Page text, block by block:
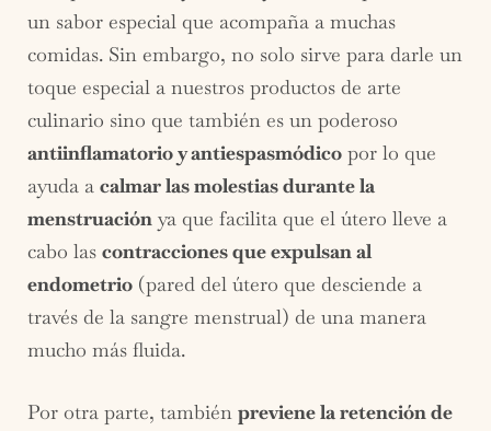
un sabor especial que acompaña a muchas
comidas. Sin embargo, no solo sirve para darle un
toque especial a nuestros productos de arte
culinario sino que también es un poderoso
antiinflamatorio y antiespasmódico por lo que
ayuda a calmar las molestias durante la
menstruación ya que facilita que el útero lleve a
cabo las contracciones que expulsan al
endometrio (pared del útero que desciende a
través de la sangre menstrual) de una manera
mucho más fluida.
Por otra parte, también previene la retención de